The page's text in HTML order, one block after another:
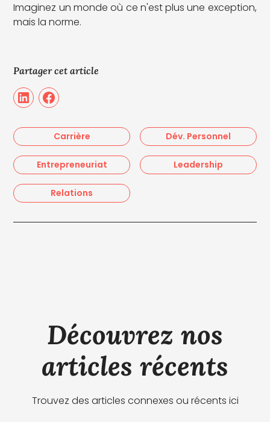
Imaginez un monde où ce n'est plus une exception,
mais la norme.
Partager cet article
Carrière Dév. Personnel
Entrepreneuriat Leadership
Relations
Découvrez nos
articles récents
Trouvez des articles connexes ou récents ici